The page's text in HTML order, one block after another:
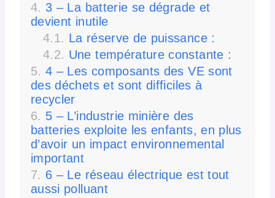
3 – La batterie se dégrade et
devient inutile
La réserve de puissance :
Une température constante :
4 – Les composants des VE sont
des déchets et sont difficiles à
recycler
5 – L’industrie minière des
batteries exploite les enfants, en plus
d’avoir un impact environnemental
important
6 – Le réseau électrique est tout
aussi polluant